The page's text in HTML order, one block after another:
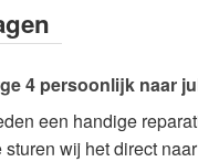
4 persoonlijk naar
een handige
wij het direct